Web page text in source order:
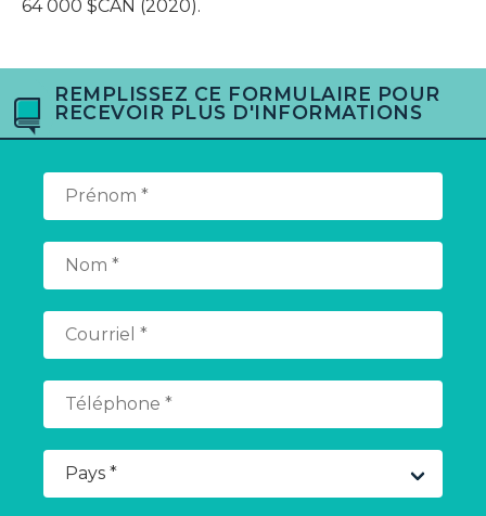
64 000 $CAN (2020).
REMPLISSEZ CE FORMULAIRE POUR
RECEVOIR PLUS D'INFORMATIONS